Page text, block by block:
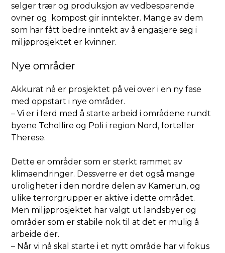
selger trær og produksjon av vedbesparende
ovner og kompost gir inntekter. Mange av dem
som har fått bedre inntekt av å engasjere seg i
miljøprosjektet er kvinner.
Nye områder
Akkurat nå er prosjektet på vei over i en ny fase
med oppstart i nye områder.
– Vi er i ferd med å starte arbeid i områdene rundt
byene Tchollire og Poli i region Nord, forteller
Therese.
Dette er områder som er sterkt rammet av
klimaendringer. Dessverre er det også mange
uroligheter i den nordre delen av Kamerun, og
ulike terrorgrupper er aktive i dette området.
Men miljøprosjektet har valgt ut landsbyer og
områder som er stabile nok til at det er mulig å
arbeide der.
– Når vi nå skal starte i et nytt område har vi fokus